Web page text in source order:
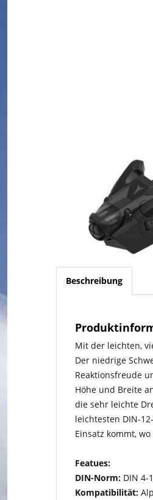
Beschreibung
Mit der leichten,
Der niedrige
Reaktionsfreude
Höhe und Breite
die sehr leichte
leichtesten DIN-
Einsatz kommt,
Featues:
DIN-Norm: DIN 4-
Kompatibilität: